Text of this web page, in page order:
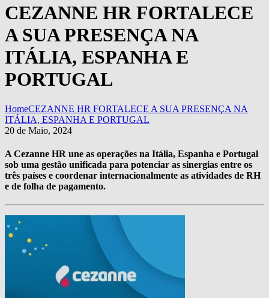
CEZANNE HR FORTALECE
A SUA PRESENÇA NA
ITÁLIA, ESPANHA E
PORTUGAL
HomeCEZANNE HR FORTALECE A SUA PRESENÇA NA
ITÁLIA, ESPANHA E PORTUGAL
20 de Maio, 2024
A Cezanne HR une as operações na Itália, Espanha e Portugal
sob uma gestão unificada para potenciar as sinergias entre os
três países e coordenar internacionalmente as atividades de RH
e de folha de pagamento.